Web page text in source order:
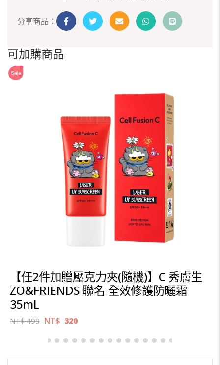
分享商品：
可加購商品
【任2件加贈壓克力夾(隨機)】C 秀膚生
ZO&FRIENDS 聯名 全效修護防曬霜
35mL
NT$499 NT$ 320